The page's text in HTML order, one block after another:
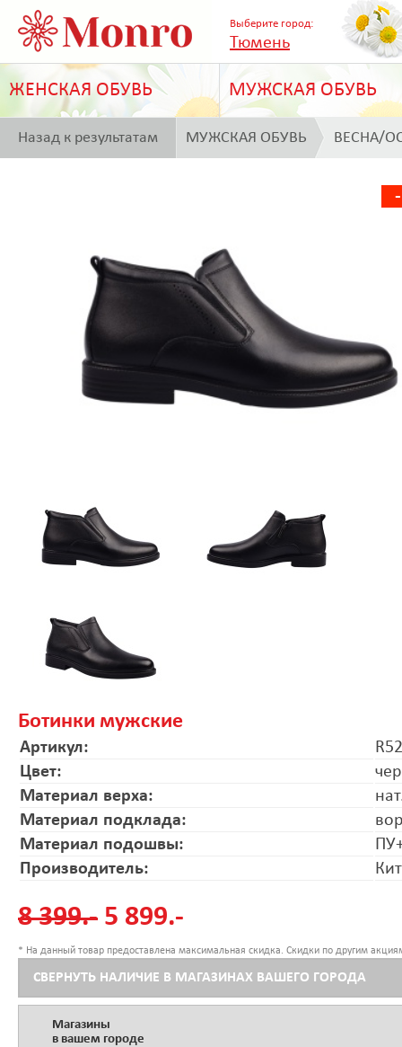
Выберите город:
Тюмень
ЖЕНСКАЯ ОБУВЬ МУЖСКАЯ ОБУВЬ
Назад к результатам МУЖСКАЯ ОБУВЬ ВЕСНА/
Ботинки мужские
Артикул:
Цвет:
Материал верха:
Материал подклада:
Материал подошвы:
Производитель:
8 399.- 5 899.-
* На данный товар предоставлена максимальная скидка. Скидки по другим
СВЕРНУТЬ НАЛИЧИЕ В МАГАЗИНАХ ВАШЕГО ГОРОДА
Магазины
в вашем городе